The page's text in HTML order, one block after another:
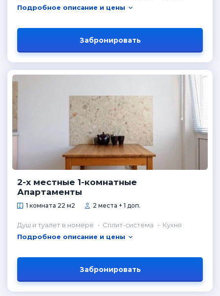
Подробное описание и цены
Забронировать
2-х местные 1-комнатные
Апартаменты
1 комната 22 м2 2 места + 1 доп.
Душ и туалет в номере Сплит-система
Кухня
Подробное описание и цены
Забронировать